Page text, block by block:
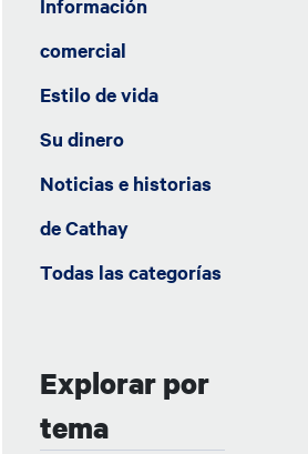
Información
comercial
Estilo de vida
Su dinero
Noticias e historias
de Cathay
Todas las categorías
Explorar por
tema